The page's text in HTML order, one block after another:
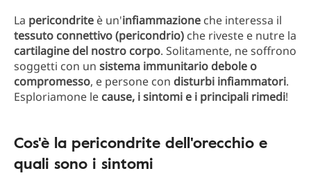
La pericondrite è un'infiammazione che interessa il
tessuto connettivo (pericondrio) che riveste e nutre la
cartilagine del nostro corpo. Solitamente, ne soffrono
soggetti con un sistema immunitario debole o
compromesso, e persone con disturbi infiammatori.
Esploriamone le cause, i sintomi e i principali rimedi!
Cos'è la pericondrite dell'orecchio e
quali sono i sintomi